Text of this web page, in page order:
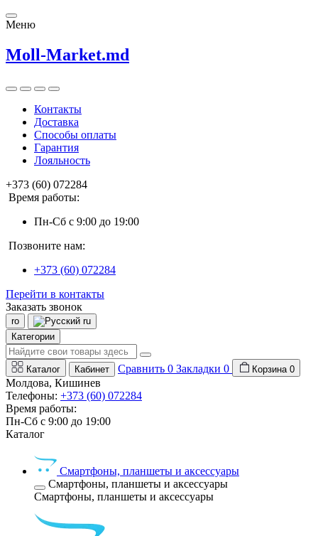
Меню
Moll-Market.md
Контакты
Доставка
Способы оплаты
Гарантия
Лояльность
+373 (60) 072284
Время работы:
Пн-Сб с 9:00 до 19:00
Позвоните нам:
+373 (60) 072284
Перейти в контакты
Заказать звонок
ro
ru
Категории
Каталог Кабинет Сравнить 0 Закладки 0 Корзина 0
Молдова, Кишинев
Телефоны: +373 (60) 072284
Время работы:
Пн-Сб с 9:00 до 19:00
Каталог
Смартфоны, планшеты и аксессуары
Смартфоны, планшеты и аксессуары
Смартфоны, планшеты и аксессуары